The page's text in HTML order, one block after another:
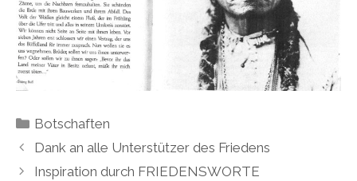
Kategorien
Botschaften
Dank an alle Unterstützer des Friedens
Inspiration durch FRIEDENSWORTE